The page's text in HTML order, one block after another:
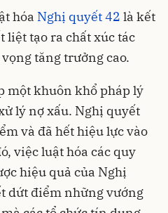
hóa Nghị quyết 42 là kết
liệt tạo ra chất xúc tác
tăng trưởng cao.
một khuôn khổ pháp lý
lý nợ xấu. Nghị quyết
và đã hết hiệu lực vào
việc luật hóa các quy
hiệu quả của Nghị
dứt điểm những vướng